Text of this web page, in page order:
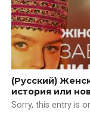
(Русский)
история или
Sorry, this entry is